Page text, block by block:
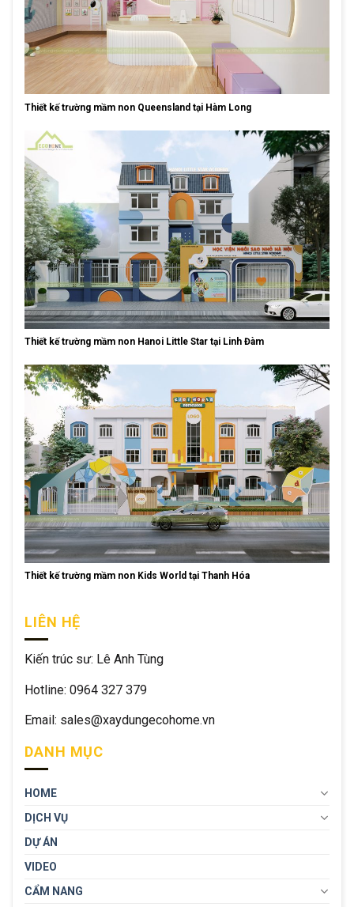
Thiết kế trường mầm non Queensland tại Hàm Long
Thiết kế trường mầm non Hanoi Little Star tại Linh Đàm
Thiết kế trường mầm non Kids World tại Thanh Hóa
LIÊN HỆ
Kiến trúc sư: Lê Anh Tùng
Hotline: 0964 327 379
Email: sales@xaydungecohome.vn
DANH MỤC
HOME
DỊCH VỤ
DỰ ÁN
VIDEO
CẨM NANG